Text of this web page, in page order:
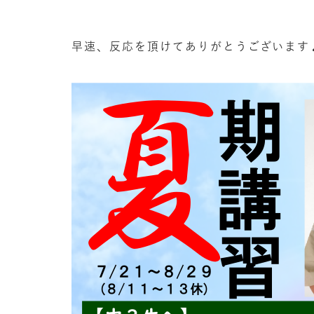
早速、反応を頂けてありがとうございま